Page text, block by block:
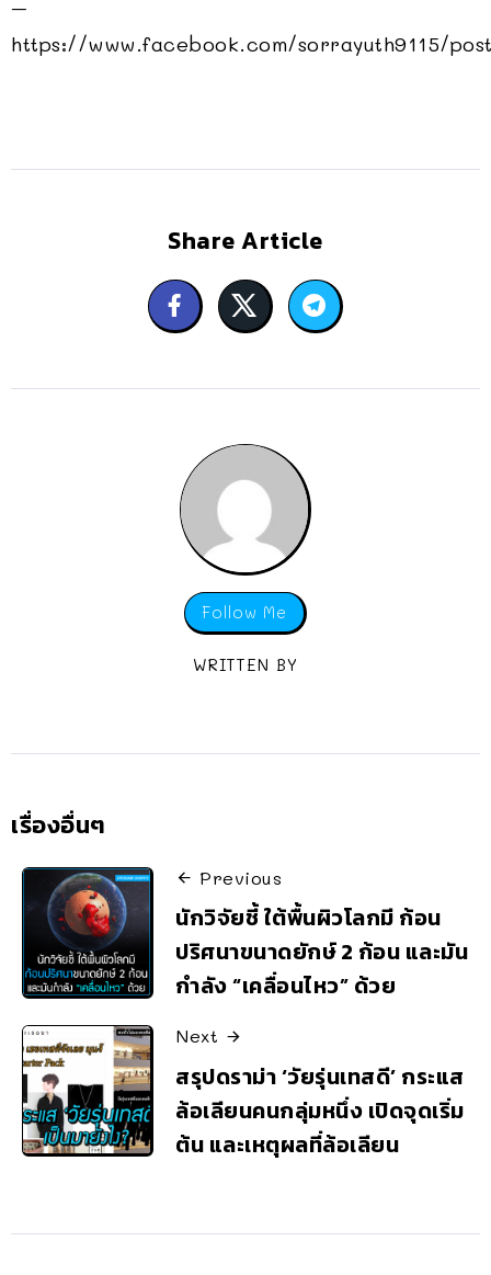
–
https://www.facebook.com/sorrayuth9115/
Share Article
Follow Me
WRITTEN BY
เรื่องอื่นๆ
Previous
นักวิจัยชี้ ใต้พื้นผิวโลกมี ก้อน
ปริศนาขนาดยักษ์ 2 ก้อน และมัน
กำลัง “เคลื่อนไหว” ด้วย
Next
สรุปดราม่า ‘วัยรุ่นเทสดี’ กระแส
ล้อเลียนคนกลุ่มหนึ่ง เปิดจุดเริ่ม
ต้น และเหตุผลที่ล้อเลียน